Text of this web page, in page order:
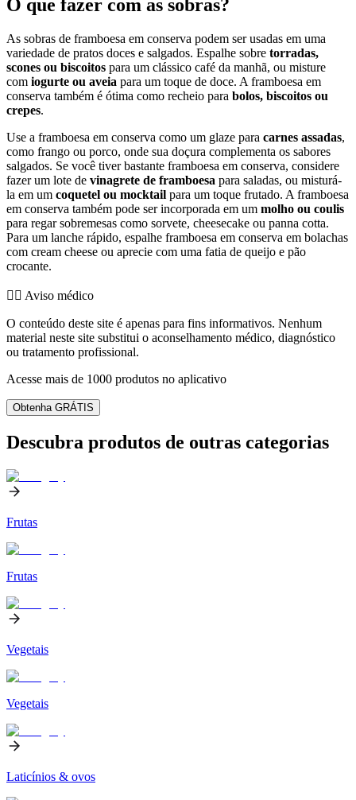
O que fazer com as sobras?
As sobras de framboesa em conserva podem ser usadas em uma
variedade de pratos doces e salgados. Espalhe sobre torradas,
scones ou biscoitos para um clássico café da manhã, ou misture
com iogurte ou aveia para um toque de doce. A framboesa em
conserva também é ótima como recheio para bolos, biscoitos ou
crepes.
Use a framboesa em conserva como um glaze para carnes assadas,
como frango ou porco, onde sua doçura complementa os sabores
salgados. Se você tiver bastante framboesa em conserva, considere
fazer um lote de vinagrete de framboesa para saladas, ou misturá-
la em um coquetel ou mocktail para um toque frutado. A framboesa
em conserva também pode ser incorporada em um molho ou coulis
para regar sobremesas como sorvete, cheesecake ou panna cotta.
Para um lanche rápido, espalhe framboesa em conserva em bolachas
com cream cheese ou aprecie com uma fatia de queijo e pão
crocante.
👨‍⚕️️ Aviso médico
O conteúdo deste site é apenas para fins informativos. Nenhum
material neste site substitui o aconselhamento médico, diagnóstico
ou tratamento profissional.
Acesse mais de 1000 produtos no aplicativo
Obtenha GRÁTIS
Descubra produtos de outras categorias
Frutas
Frutas
Vegetais
Vegetais
Laticínios & ovos